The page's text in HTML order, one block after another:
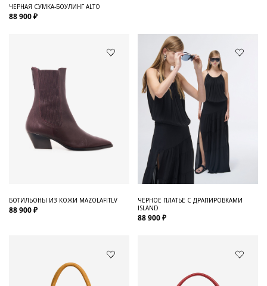
ЧЕРНАЯ СУМКА-БОУЛИНГ ALTO
88 900 ₽
БОТИЛЬОНЫ ИЗ КОЖИ MAZOLAFITLV
88 900 ₽
ЧЕРНОЕ ПЛАТЬЕ С ДРАПИРОВКАМИ
ISLAND
88 900 ₽